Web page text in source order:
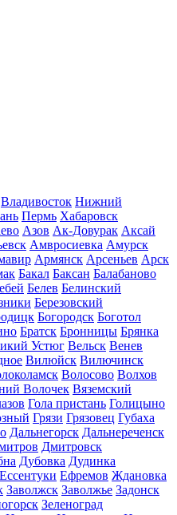
Владивосток Нижний
Пермь Хабаровск
Азов Ак-Довурак Аксай
Амвросиевка Амурск
Армянск Арсеньев Арск
Бакал Баксан Балабаново
Белев Белинский
Березовский
Богородск Боготол
Братск Бронницы Брянка
Устюг Вельск Венев
Вилюйск Вилючинск
Волосово Волхов
Волочек Вяземский
Гола пристань Голицыно
Грязи Грязовец Губаха
Дальнегорск Дальнереченск
Дмитровск
Дубовка Дудинка
Ессентуки Ефремов Ждановка
Заволжск Заволжье Задонск
Зеленоград